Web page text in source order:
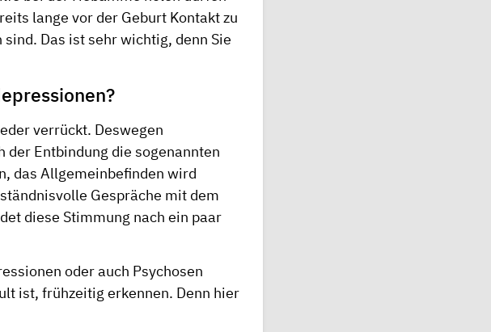
lange vor der Geburt Kontakt zu
Das ist sehr wichtig, denn Sie
verrückt. Deswegen
der Entbindung die sogenannten
das Allgemeinbefinden wird
Gespräche mit dem
diese Stimmung nach ein paar
oder auch Psychosen
ist, frühzeitig erkennen. Denn hier